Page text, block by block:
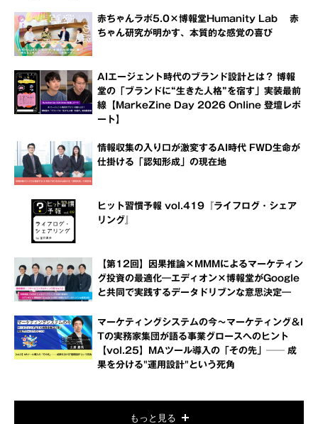
赤ちゃんラボ5.0×博報堂Humanity Lab 赤
ちゃん研究が明かす、本質的な感覚の喜び
AIエージェント時代のブランド設計とは？ 博報
堂の「ブランドに“生きた人格”を宿す」実装最前
線【MarkeZine Day 2026 Online 登壇レポ
ート】
情報収集の入り口が激変するAI時代 FWD生命が
仕掛ける「認知形成」の現在地
ヒット習慣予報 vol.419『ライフログ・シェア
リング』
【第12回】因果推論×MMMによるマーケティン
グ投資の最適化―エディオン×博報堂がGoogle
と共同で実践するデータドリブンな意思決定―
マーケティングシステムの今～マーケティング＆I
Tの実務家集団が語る事業グロースへのヒント
【vol.25】MAツール導入の「その先」── 成
果を分ける"運用設計"という死角
もっと見る